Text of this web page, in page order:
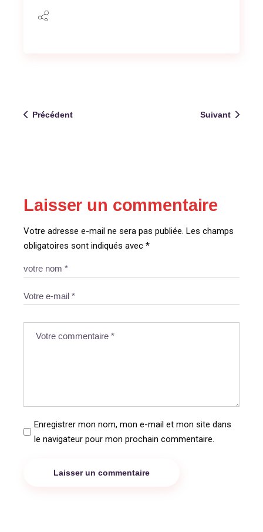
Précédent Suivant
Laisser un commentaire
Votre adresse e-mail ne sera pas publiée. Les champs
obligatoires sont indiqués avec*
Enregistrer mon nom, mon e-mail et mon site dans
le navigateur pour mon prochain commentaire.
Laisser un commentaire